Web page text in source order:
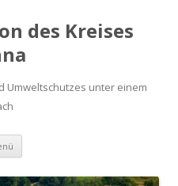
des Kreises
Umweltschutzes unter einem
Zum
springen